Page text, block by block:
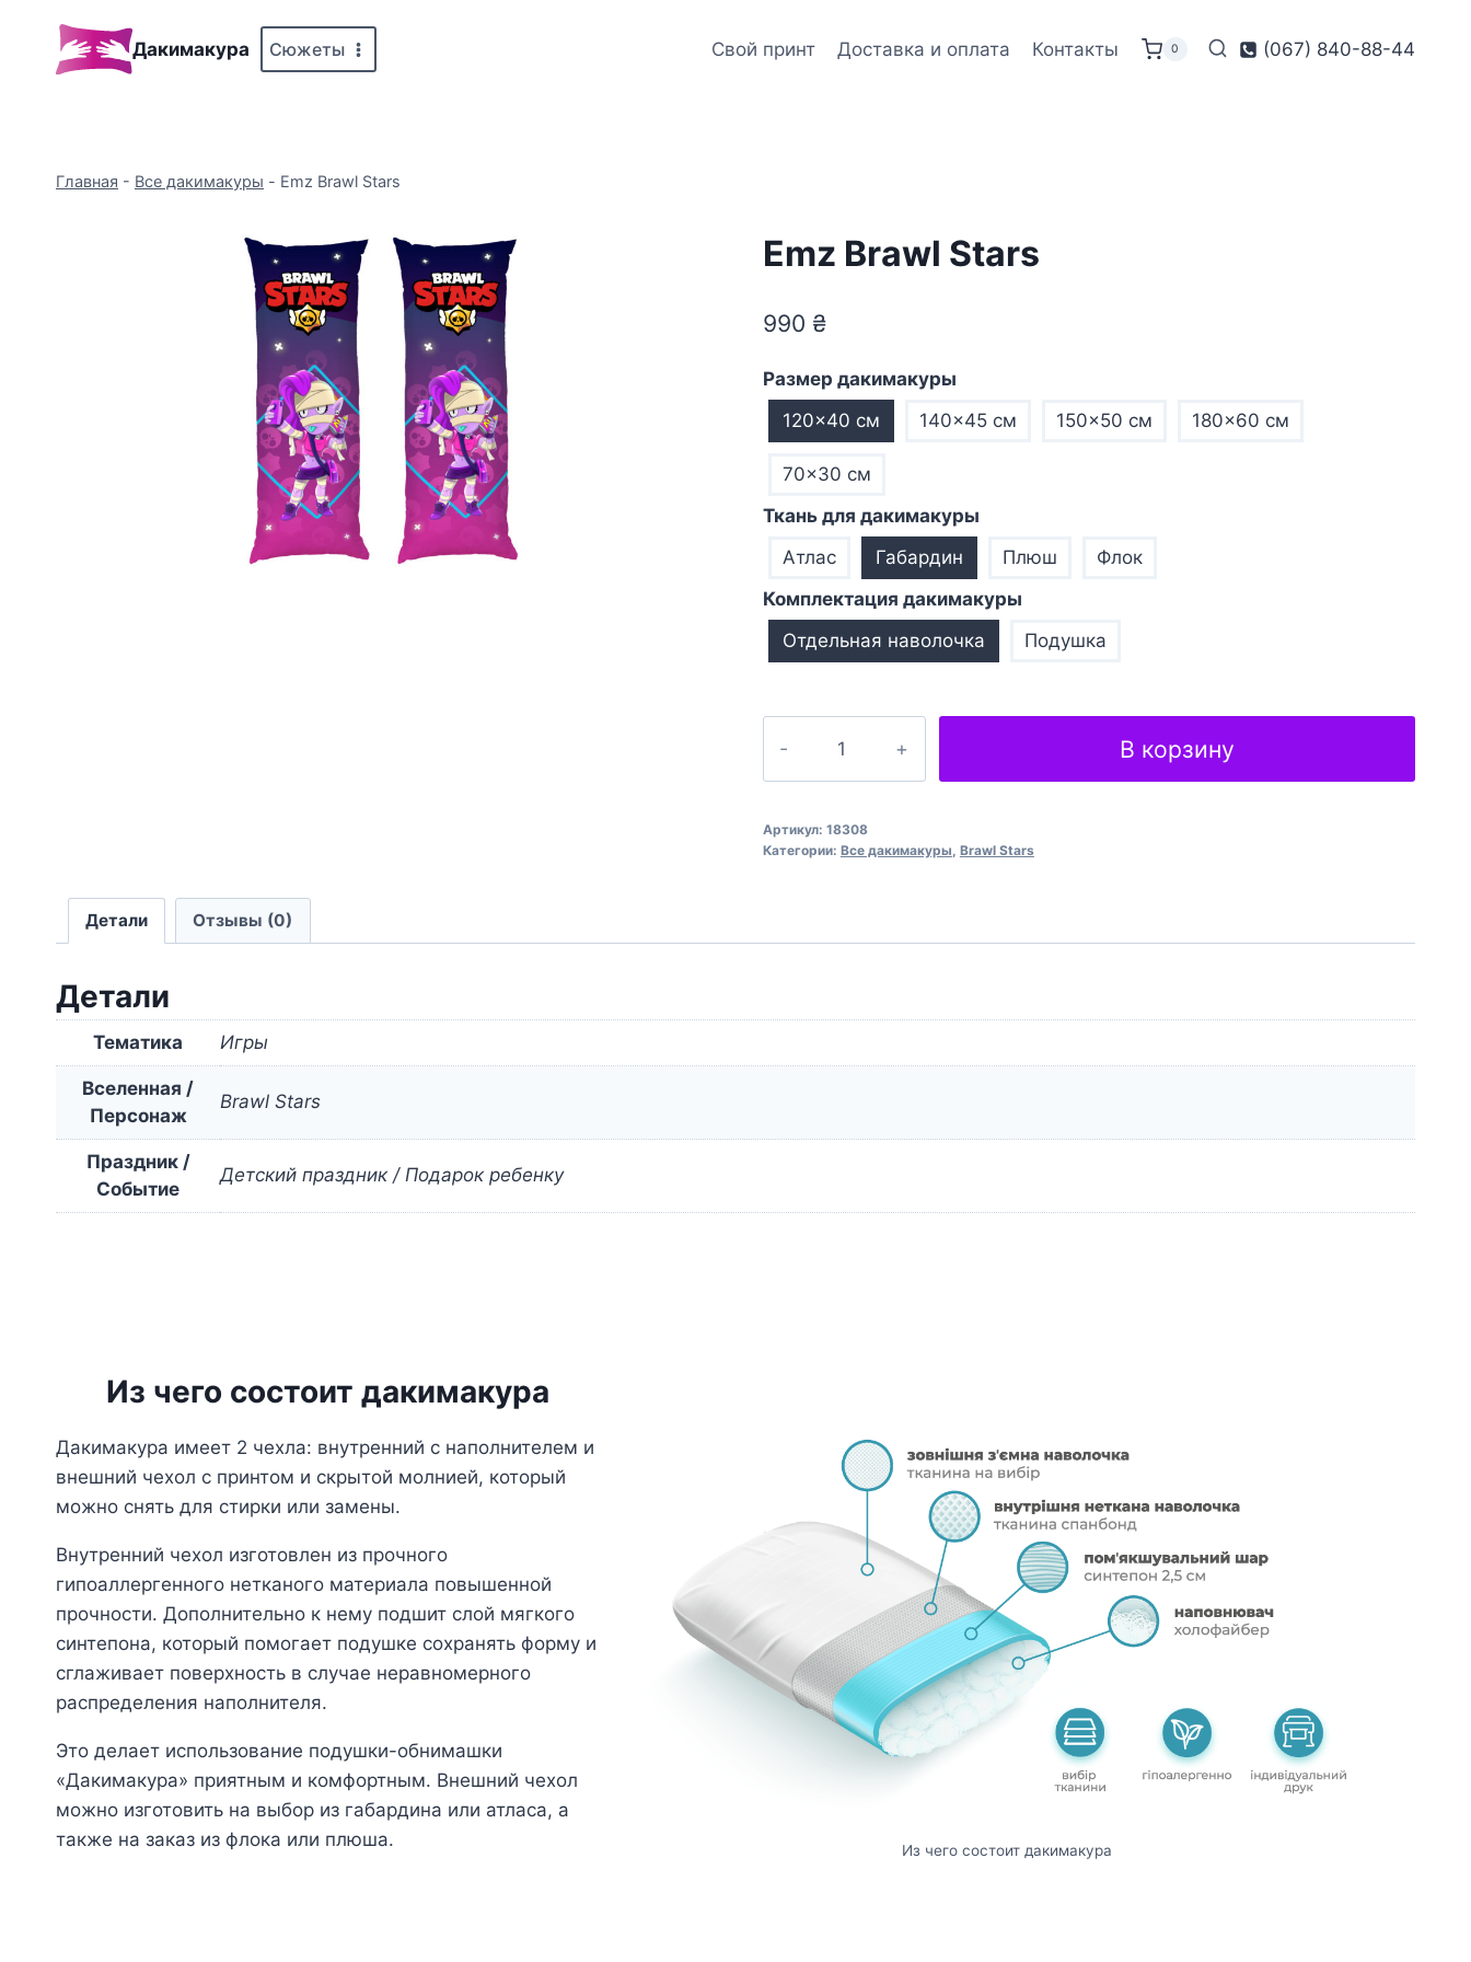
содержимому
Дакимакура Сюжеты Свой принт Доставка и оплата Контакты 0 (067) 840-88-44
Главная - Все дакимакуры - Emz Brawl Stars
Emz Brawl Stars
990 ₴
Размер дакимакуры
120×40 см
140×45 см 150×50 см 180×60 см
70×30 см
Ткань для дакимакуры
Атлас
Габардин Плюш
Флок
Комплектация дакимакуры
Отдельная наволочка
Подушка
Бравл
Старс
Stars
В корзину
Артикул: 18308
Категории: Все дакимакуры, Brawl Stars
Детали Отзывы (0)
Детали
Тематика Игры
Вселенная /
Персонаж
Brawl Stars
Праздник /
Событие
Детский праздник / Подарок ребенку
Из чего состоит дакимакура
Дакимакура имеет 2 чехла: внутренний с наполнителем и
внешний чехол с принтом и скрытой молнией, который
можно снять для стирки или замены.
Внутренний чехол изготовлен из прочного
гипоаллергенного нетканого материала повышенной
прочности. Дополнительно к нему подшит слой мягкого
синтепона, который помогает подушке сохранять форму и
сглаживает поверхность в случае неравномерного
распределения наполнителя.
Это делает использование подушки-обнимашки
«Дакимакура» приятным и комфортным. Внешний чехол
можно изготовить на выбор из габардина или атласа, а
также на заказ из флока или плюша.
Из чего состоит дакимакура